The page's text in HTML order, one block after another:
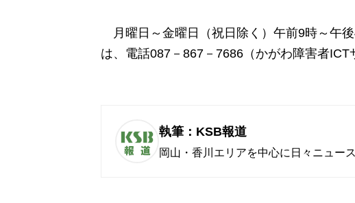
月曜日～金曜日（祝日除く）午前9時～午
は、電話087－867－7686（かがわ障害者ICT
執筆：KSB報道
岡山・香川エリアを中心に日々ニュー